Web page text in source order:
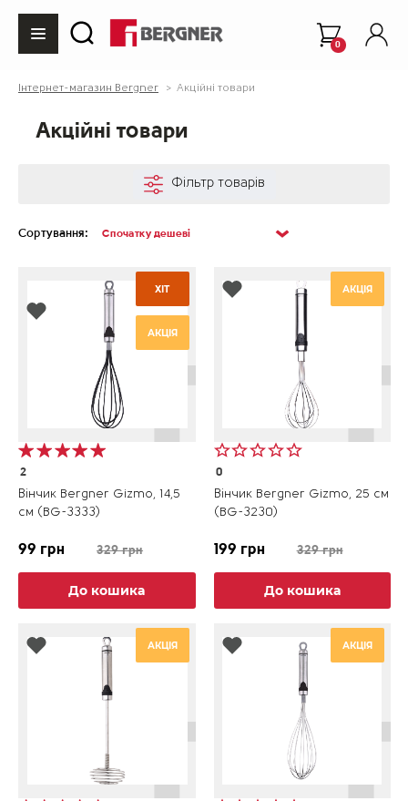
0
Інтернет-магазин Bergner Акційні товари
Акційні товари
Фільтр товарів
Сортування:
ХІТ
АКЦІЯ
2
Вінчик Bergner Gizmo, 14,5
см (BG-3333)
99 грн 329 грн
До кошика
АКЦІЯ
0
Вінчик Bergner Gizmo, 25 см
(BG-3230)
199 грн 329 грн
До кошика
АКЦІЯ АКЦІЯ